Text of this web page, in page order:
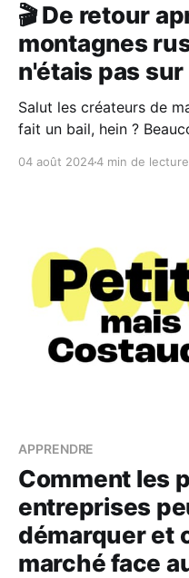
🎬 De retour
montagnes
n'étais pas sur
Salut les créateurs de
fait un bail, hein ?
04 août 20244 min de lecture
APPRENDRE
Comment les
entreprises
démarquer et
marché face